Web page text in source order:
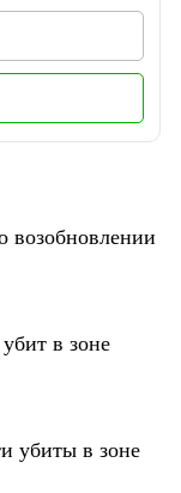
возобновлении
в зоне
убиты в зоне